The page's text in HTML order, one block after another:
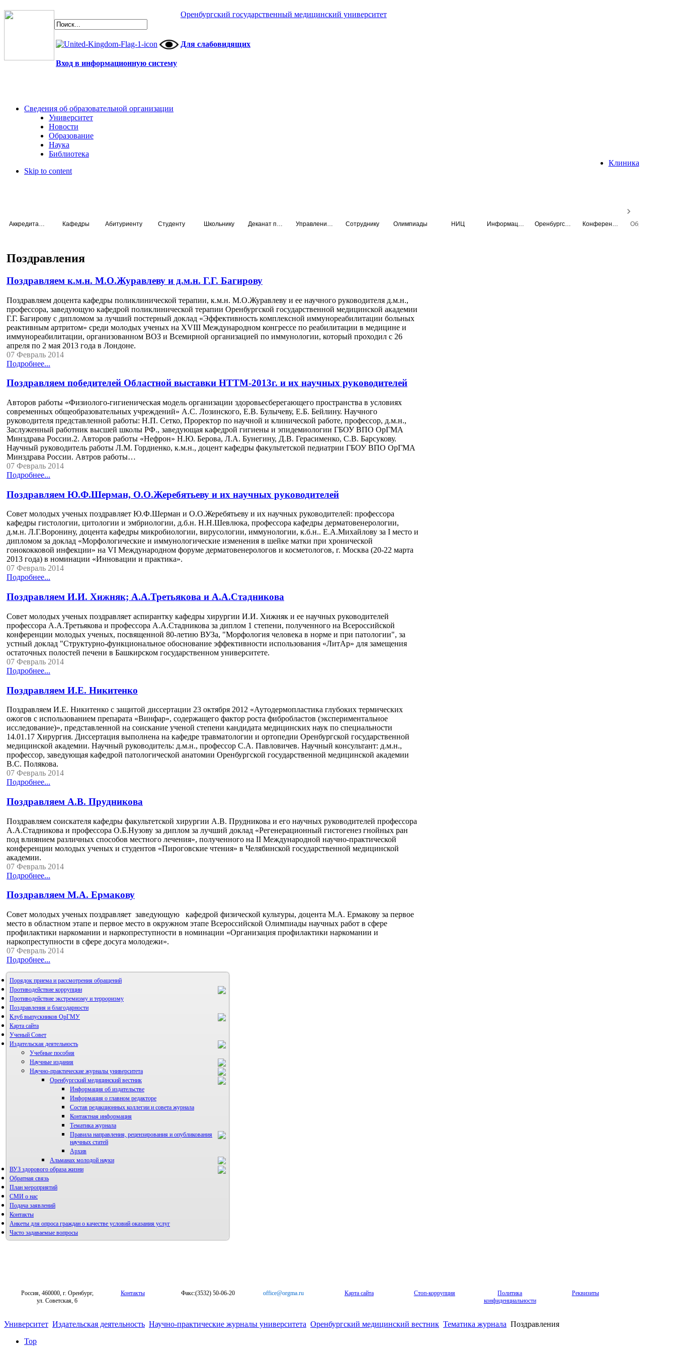
Оренбургский государственный медицинский университет
Для слабовидящих
Вход в информационную систему
Сведения об образовательной организации
Университет
Новости
Образование
Наука
Библиотека
Клиника
Skip to content
Кафедры Абитуриенту Студенту Школьнику Сотруднику Олимпиады НИЦ
Поздравления
Поздравляем к.м.н. М.О.Журавлеву и д.м.н. Г.Г. Багирову
Поздравляем доцента кафедры поликлинической терапии, к.м.н. М.О.Журавлеву и ее научного руководителя д.м.н.,
профессора, заведующую кафедрой поликлинической терапии Оренбургской государственной медицинской академии
Г.Г. Багирову с дипломом за лучший постерный доклад «Эффективность комплексной иммунореабилитации больных
реактивным артритом» среди молодых ученых на XVIII Международном конгрессе по реабилитации в медицине и
иммунореабилитации, организованном ВОЗ и Всемирной организацией по иммунологии, который проходил с 26
апреля по 2 мая 2013 года в Лондоне.
07 Февраль 2014
Подробнее...
Поздравляем победителей Областной выставки НТТМ-2013г. и их научных руководителей
Авторов работы «Физиолого-гигиеническая модель организации здоровьесберегающего пространства в условиях
современных общеобразовательных учреждений» А.С. Лозинского, Е.В. Булычеву, Е.Б. Бейлину. Научного
руководителя представленной работы: Н.П. Сетко, Проректор по научной и клинической работе, профессор, д.м.н.,
Заслуженный работник высшей школы РФ., заведующая кафедрой гигиены и эпидемиологии ГБОУ ВПО ОрГМА
Минздрава России.2. Авторов работы «Нефрон» Н.Ю. Берова, Л.А. Бунегину, Д.В. Герасименко, С.В. Барсукову.
Научный руководитель работы Л.М. Гордиенко, к.м.н., доцент кафедры факультетской педиатрии ГБОУ ВПО ОрГМА
Минздрава России. Автров работы…
07 Февраль 2014
Подробнее...
Поздравляем Ю.Ф.Шерман, О.О.Жеребятьеву и их научных руководителей
Совет молодых ученых поздравляет Ю.Ф.Шерман и О.О.Жеребятьеву и их научных руководителей: профессора
кафедры гистологии, цитологии и эмбриологии, д.б.н. Н.Н.Шевлюка, профессора кафедры дерматовенерологии,
д.м.н. Л.Г.Воронину, доцента кафедры микробиологии, вирусологии, иммунологии, к.б.н.. Е.А.Михайлову за I место и
дипломом за доклад «Морфологические и иммунологические изменения в шейке матки при хронической
гонококковой инфекции» на VI Международном форуме дерматовенерологов и косметологов, г. Москва (20-22 марта
2013 года) в номинации «Инновации и практика».
07 Февраль 2014
Подробнее...
Поздравляем И.И. Хижняк; А.А.Третьякова и А.А.Стадникова
Совет молодых ученых поздравляет аспирантку кафедры хирургии И.И. Хижняк и ее научных руководителей
профессора А.А.Третьякова и профессора А.А.Стадникова за диплом 1 степени, полученного на Всероссийской
конференции молодых ученых, посвященной 80-летию ВУЗа, "Морфология человека в норме и при патологии", за
устный доклад "Структурно-функциональное обоснование эффективности использования «ЛитАр» для замещения
остаточных полостей печени в Башкирском государственном университете.
07 Февраль 2014
Подробнее...
Поздравляем И.Е. Никитенко
Поздравляем И.Е. Никитенко с защитой диссертации 23 октября 2012 «Аутодермопластика глубоких термических
ожогов с использованием препарата «Винфар», содержащего фактор роста фибробластов (экспериментальное
исследование)», представленной на соискание ученой степени кандидата медицинских наук по специальности
14.01.17 Хирургия. Диссертация выполнена на кафедре травматологии и ортопедии Оренбургской государственной
медицинской академии. Научный руководитель: д.м.н., профессор С.А. Павловичев. Научный консультант: д.м.н.,
профессор, заведующая кафедрой патологической анатомии Оренбургской государственной медицинской академии
В.С. Полякова.
07 Февраль 2014
Подробнее...
Поздравляем А.В. Прудникова
Поздравляем соискателя кафедры факультетской хирургии А.В. Прудникова и его научных руководителей профессора
А.А.Стадникова и профессора О.Б.Нузову за диплом за лучший доклад «Регенерационный гистогенез гнойных ран
под влиянием различных способов местного лечения», полученного на II Международной научно-практической
конференции молодых ученых и студентов «Пироговские чтения» в Челябинской государственной медицинской
академии.
07 Февраль 2014
Подробнее...
Поздравляем М.А. Ермакову
Совет молодых ученых поздравляет заведующую кафедрой физической культуры, доцента М.А. Ермакову за первое
место в областном этапе и первое место в окружном этапе Всероссийской Олимпиады научных работ в сфере
профилактики наркомании и наркопреступности в номинации «Организация профилактики наркомании и
наркопреступности в сфере досуга молодежи».
07 Февраль 2014
Подробнее...
Порядок приема и рассмотрения обращений
Противодействие коррупции
Противодействие экстремизму и терроризму
Поздравления и благодарности
Клуб выпускников ОрГМУ
Карта сайта
Ученый Совет
Издательская деятельность
Учебные пособия
Научные издания
Научно-практические журналы университета
Оренбургский медицинский вестник
Информация об издательстве
Информация о главном редакторе
Состав редакционных коллегии и совета журнала
Контактная информация
Тематика журнала
Правила направления, рецензирования и опубликования
научных статей
Архив
Альманах молодой науки
Редакция журнала
ВУЗ здорового образа жизни
Фотогалерея
Обратная связь
План мероприятий
СМИ о нас
Подача заявлений
Контакты
Анкеты для опроса граждан о качестве условий оказания услуг
Часто задаваемые вопросы
Россия, 460000, г. Оренбург,
ул. Советская, 6
Контакты Факс:(3532) 50-06-20 office@orgma.ru Карта сайта Стоп-коррупция
Политика
конфиденциальности
Реквизиты
Университет Издательская деятельность Научно-практические журналы университета Оренбургский медицинский вестник Тематика журнала Поздравления
Top